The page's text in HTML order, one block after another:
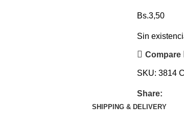
Bs.3,50
Sin
Compare
SKU: 3814
Share:
SHIPPING & DELIVERY